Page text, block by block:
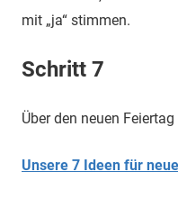
mit „ja“ stimmen.
Schritt 7
Über den neuen
Unsere 7 Ideen für